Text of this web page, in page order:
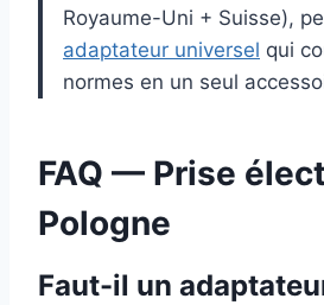
Royaume-Uni + Suisse),
adaptateur universel qui
normes en un seul
FAQ — Prise
Pologne
Faut-il un